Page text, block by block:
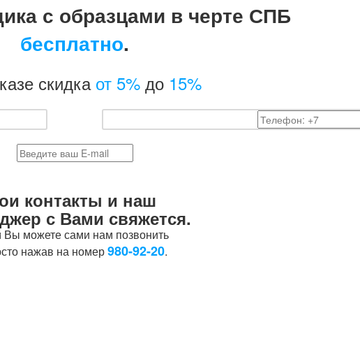
с образцами в черте СПБ
бесплатно.
скидка от 5% до 15%
контакты и наш
с Вами свяжется.
Вы можете сами нам позвонить
нажав на номер980-92-20.